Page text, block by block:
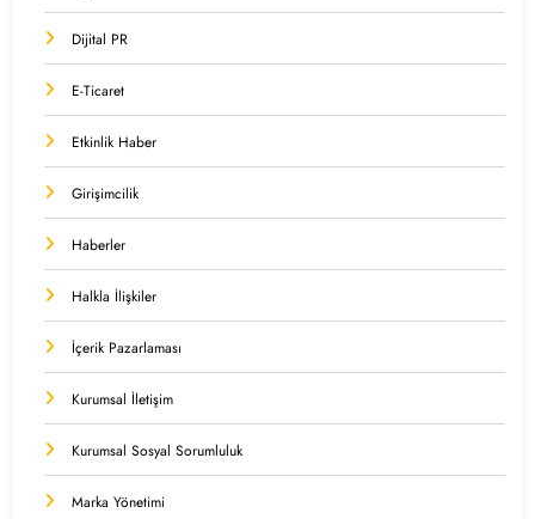
Dijital PR
E-Ticaret
Etkinlik Haber
Girişimcilik
Haberler
Halkla İlişkiler
İçerik Pazarlaması
Kurumsal İletişim
Kurumsal Sosyal Sorumluluk
Marka Yönetimi